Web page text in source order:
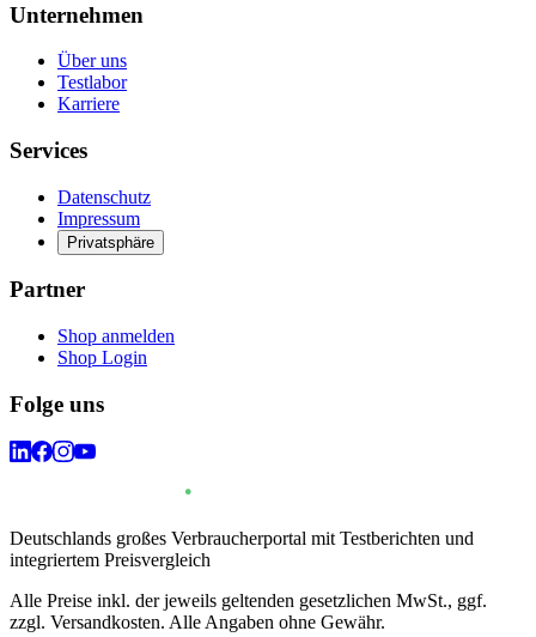
Unternehmen
Über uns
Testlabor
Karriere
Services
Datenschutz
Impressum
Privatsphäre
Partner
Shop anmelden
Shop Login
Folge uns
Deutschlands großes Verbraucherportal mit Testberichten und
integriertem Preisvergleich
Alle Preise inkl. der jeweils geltenden gesetzlichen MwSt., ggf.
zzgl. Versandkosten. Alle Angaben ohne Gewähr.